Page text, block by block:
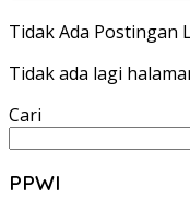
Tidak Ada Postingan
Tidak ada lagi
Cari
PPWI